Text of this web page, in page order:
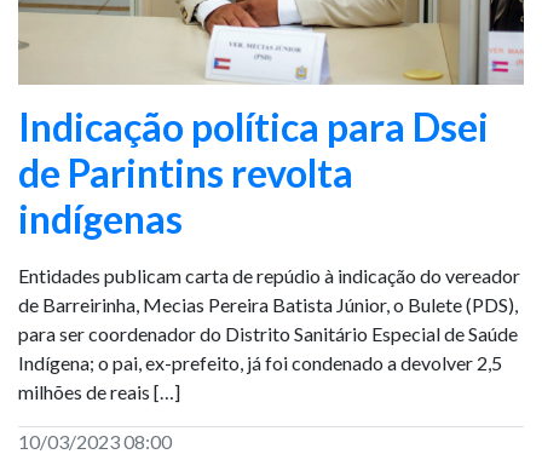
Indicação política para Dsei
de Parintins revolta
indígenas
Entidades publicam carta de repúdio à indicação do vereador
de Barreirinha, Mecias Pereira Batista Júnior, o Bulete (PDS),
para ser coordenador do Distrito Sanitário Especial de Saúde
Indígena; o pai, ex-prefeito, já foi condenado a devolver 2,5
milhões de reais […]
10/03/2023 08:00